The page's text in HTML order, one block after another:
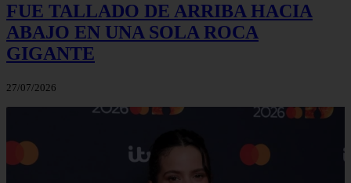
FUE TALLADO DE ARRIBA HACIA
ABAJO EN UNA SOLA ROCA
GIGANTE
27/07/2026